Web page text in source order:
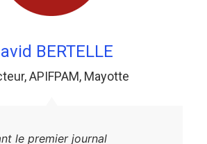
BERTELLE
,APIFPAM, Mayotte
le premier journal